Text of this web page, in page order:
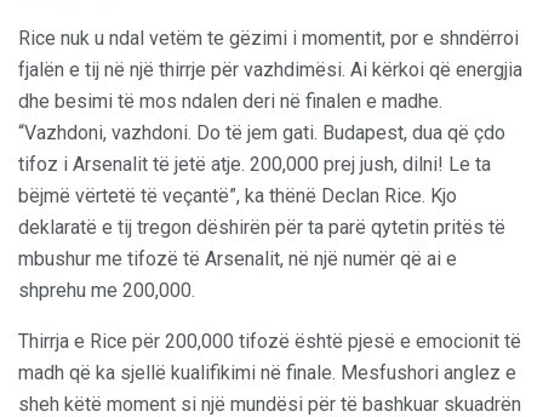
Rice nuk u ndal vetëm te gëzimi i momentit, por e shndërroi
fjalën e tij në një thirrje për vazhdimësi. Ai kërkoi që energjia
dhe besimi të mos ndalen deri në finalen e madhe.
“Vazhdoni, vazhdoni. Do të jem gati. Budapest, dua që çdo
tifoz i Arsenalit të jetë atje. 200,000 prej jush, dilni! Le ta
bëjmë vërtetë të veçantë”, ka thënë Declan Rice. Kjo
deklaratë e tij tregon dëshirën për ta parë qytetin pritës të
mbushur me tifozë të Arsenalit, në një numër që ai e
shprehu me 200,000.
Thirrja e Rice për 200,000 tifozë është pjesë e emocionit të
madh që ka sjellë kualifikimi në finale. Mesfushori anglez e
sheh këtë moment si një mundësi për të bashkuar skuadrën